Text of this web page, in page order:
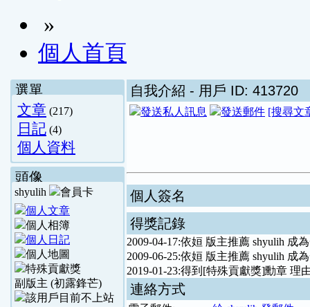
»
個人首頁
選單
文章 (217)
日記 (4)
個人資料
頭像
shyulih
副版主 (初露鋒芒)
自我介紹 - 用戶 ID: 413720
[搜尋文
個人簽名
得獎記錄
2009-04-17:依姮 版主推薦 shyulih 成
2009-06-25:依姮 版主推薦 shyulih 成
2019-01-23:得到[特殊貢獻獎]勳章 理
連絡方式